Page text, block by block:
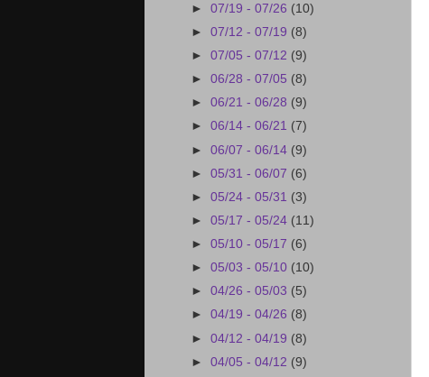
►07/19 - 07/26 (10)
►07/12 - 07/19 (8)
►07/05 - 07/12 (9)
►06/28 - 07/05 (8)
►06/21 - 06/28 (9)
►06/14 - 06/21 (7)
►06/07 - 06/14 (9)
►05/31 - 06/07 (6)
►05/24 - 05/31 (3)
►05/17 - 05/24 (11)
►05/10 - 05/17 (6)
►05/03 - 05/10 (10)
►04/26 - 05/03 (5)
►04/19 - 04/26 (8)
►04/12 - 04/19 (8)
►04/05 - 04/12 (9)